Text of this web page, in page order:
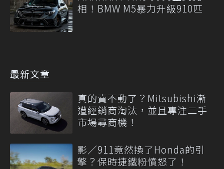
相！BMW M5暴力升級910匹
最新文章
真的賣不動了？Mitsubishi漸
遭經銷商淘汰，並且專注二手
市場尋商機！
影／911竟然換了Honda的引
擎？保時捷鐵粉憤怒了！